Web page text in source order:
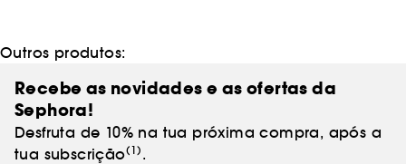
Outros produtos:
Recebe as novidades e as ofertas da
Sephora!
Desfruta de 10% na tua próxima compra, após a
tua subscrição(1) .